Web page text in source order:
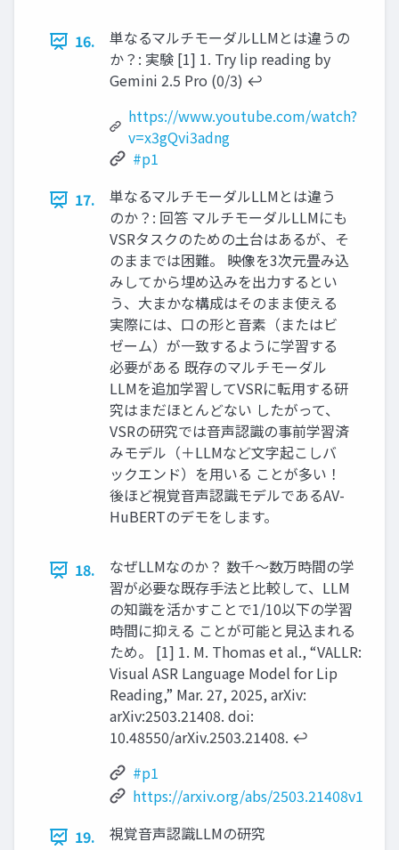
16.
単なるマルチモーダルLLMとは違うの
か？: 実験 [1] 1. Try lip reading by
Gemini 2.5 Pro (0/3) ↩︎
https://www.youtube.com/watch?
v=x3gQvi3adng
#p1
17.
単なるマルチモーダルLLMとは違う
のか？: 回答 マルチモーダルLLMにも
VSRタスクのための土台はあるが、そ
のままでは困難。 映像を3次元畳み込
みしてから埋め込みを出力するとい
う、大まかな構成はそのまま使える
実際には、口の形と音素（またはビ
ゼーム）が一致するように学習する
必要がある 既存のマルチモーダル
LLMを追加学習してVSRに転用する研
究はまだほとんどない したがって、
VSRの研究では音声認識の事前学習済
みモデル（＋LLMなど文字起こしバ
ックエンド）を用いる ことが多い！
後ほど視覚音声認識モデルであるAV-
HuBERTのデモをします。
18.
なぜLLMなのか？ 数千〜数万時間の学
習が必要な既存手法と比較して、LLM
の知識を活かすことで1/10以下の学習
時間に抑える ことが可能と見込まれる
ため。 [1] 1. M. Thomas et al., “VALLR:
Visual ASR Language Model for Lip
Reading,” Mar. 27, 2025, arXiv:
arXiv:2503.21408. doi:
10.48550/arXiv.2503.21408. ↩︎
#p1
https://arxiv.org/abs/2503.21408v1
19.
視覚音声認識LLMの研究